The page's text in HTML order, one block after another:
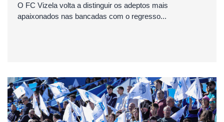
O FC Vizela volta a distinguir os adeptos mais
apaixonados nas bancadas com o regresso...